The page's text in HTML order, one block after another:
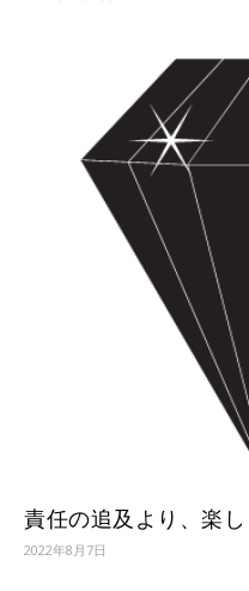
責任の追及より、楽
2022年8月7日